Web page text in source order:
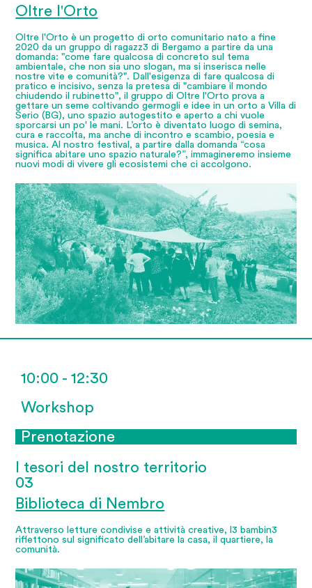
Oltre l'Orto
Oltre l'Orto è un progetto di orto comunitario nato a fine
2020 da un gruppo di ragazz3 di Bergamo a partire da una
domanda: "come fare qualcosa di concreto sul tema
ambientale, che non sia uno slogan, ma si inserisca nelle
nostre vite e comunità?". Dall'esigenza di fare qualcosa di
pratico e incisivo, senza la pretesa di "cambiare il mondo
chiudendo il rubinetto", il gruppo di Oltre l'Orto prova a
gettare un seme coltivando germogli e idee in un orto a Villa di
Serio (BG), uno spazio autogestito e aperto a chi vuole
sporcarsi un po' le mani. L’orto è diventato luogo di semina,
cura e raccolta, ma anche di incontro e scambio, poesia e
musica. Al nostro festival, a partire dalla domanda “cosa
significa abitare uno spazio naturale?”, immagineremo insieme
nuovi modi di vivere gli ecosistemi che ci accolgono.
10:00 - 12:30
Workshop
Prenotazione
I tesori del nostro territorio
03
Biblioteca di Nembro
Attraverso letture condivise e attività creative, l3 bambin3
riflettono sul significato dell’abitare la casa, il quartiere, la
comunità.